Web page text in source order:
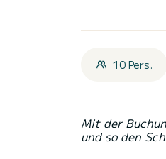
10 Pers.
Mit der
und so den